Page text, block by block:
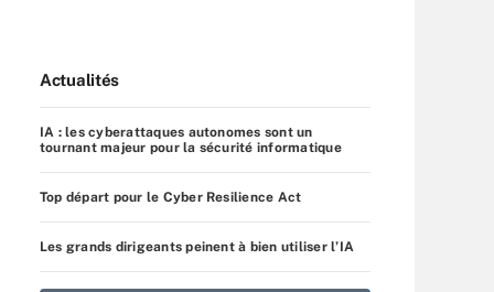
Actualités
IA : les cyberattaques autonomes sont un
tournant majeur pour la sécurité informatique
Top départ pour le Cyber Resilience Act
Les grands dirigeants peinent à bien utiliser l’IA